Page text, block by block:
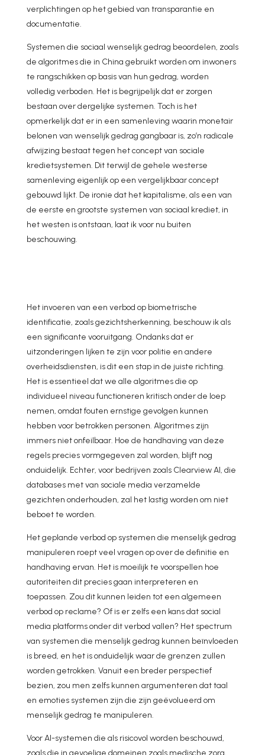
verplichtingen op het gebied van transparantie en
documentatie.
Systemen die sociaal wenselijk gedrag beoordelen, zoals
de algoritmes die in China gebruikt worden om inwoners
te rangschikken op basis van hun gedrag, worden
volledig verboden. Het is begrijpelijk dat er zorgen
bestaan over dergelijke systemen. Toch is het
opmerkelijk dat er in een samenleving waarin monetair
belonen van wenselijk gedrag gangbaar is, zo’n radicale
afwijzing bestaat tegen het concept van sociale
kredietsystemen. Dit terwijl de gehele westerse
samenleving eigenlijk op een vergelijkbaar concept
gebouwd lijkt. De ironie dat het kapitalisme, als een van
de eerste en grootste systemen van sociaal krediet, in
het westen is ontstaan, laat ik voor nu buiten
beschouwing.
Het invoeren van een verbod op biometrische
identificatie, zoals gezichtsherkenning, beschouw ik als
een significante vooruitgang. Ondanks dat er
uitzonderingen lijken te zijn voor politie en andere
overheidsdiensten, is dit een stap in de juiste richting.
Het is essentieel dat we alle algoritmes die op
individueel niveau functioneren kritisch onder de loep
nemen, omdat fouten ernstige gevolgen kunnen
hebben voor betrokken personen. Algoritmes zijn
immers niet onfeilbaar. Hoe de handhaving van deze
regels precies vormgegeven zal worden, blijft nog
onduidelijk. Echter, voor bedrijven zoals Clearview AI, die
databases met van sociale media verzamelde
gezichten onderhouden, zal het lastig worden om niet
beboet te worden.
Het geplande verbod op systemen die menselijk gedrag
manipuleren roept veel vragen op over de definitie en
handhaving ervan. Het is moeilijk te voorspellen hoe
autoriteiten dit precies gaan interpreteren en
toepassen. Zou dit kunnen leiden tot een algemeen
verbod op reclame? Of is er zelfs een kans dat social
media platforms onder dit verbod vallen? Het spectrum
van systemen die menselijk gedrag kunnen beïnvloeden
is breed, en het is onduidelijk waar de grenzen zullen
worden getrokken. Vanuit een breder perspectief
bezien, zou men zelfs kunnen argumenteren dat taal
en emoties systemen zijn die zijn geëvolueerd om
menselijk gedrag te manipuleren.
Voor AI-systemen die als risicovol worden beschouwd,
zoals die in gevoelige domeinen zoals medische zorg,